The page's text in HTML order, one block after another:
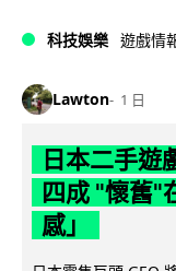
科技娛樂 遊戲情
Lawton 1 日
日本二手遊
四成 "懷舊"
感」